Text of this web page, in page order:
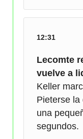
12:31
Lecomte
vuelve a
Keller
Pieterse la
una
segundos.